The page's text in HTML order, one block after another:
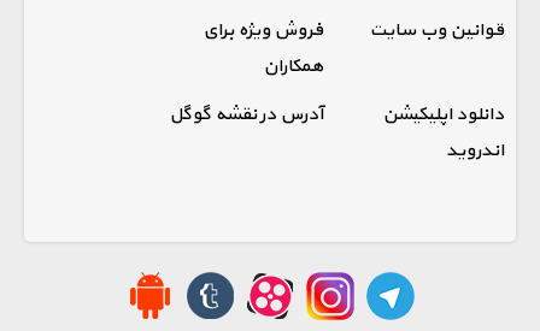
قوانین وب سایت
فروش ویژه برای
همکاران
دانلود اپلیکیشن
اندروید
آدرس در نقشه گوگل